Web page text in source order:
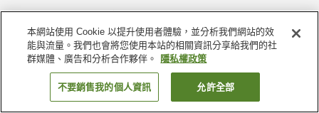
首頁 美國 路易斯安那 奧爾良教區 凱悅臻選 Maison Métier
找客房
本網站使用 Cookie 以提升使用者體驗，並分析我們網站的效
能與流量。我們也會將您使用本站的相關資訊分享給我們的社
群媒體、廣告和分析合作夥伴。
隱私權政策
不要銷售我的個人資訊 允許全部